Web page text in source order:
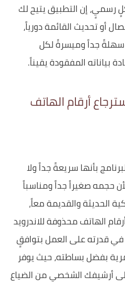
رسميٍ، إن التطبيق يتيح لك
أو تحديث القائمة دورياً،
سهلةً جداً وميسرةً لكل
المفقودة يقيناً.
أرقام الهاتف
بأنها سريعةً جداً ولا
حجمه صغيراً جداً ومناسباً
الحديثة والقديمة معاً،
‏الهاتف ‏محذوفة للاندرويد
في قدرته على العمل بتوافقٍ
بفضل بساطته، حيث يوفر
أرشيفك الشخصي من الضياع